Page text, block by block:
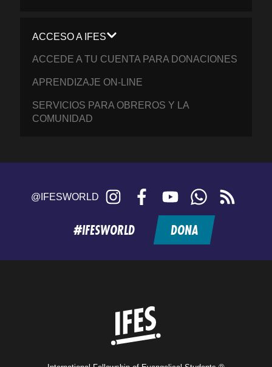
ACCESO A IFES
ACCEDE A TU CUENTA PARA DONACIONES
APRENDIZAJE ON-LINE
SERVICIOS PARA OBREROS Y LA
COMUNIDAD
@IFESWORLD Instagram FacebookYouTubeWhatsApp
feed
#IFESWORLD DONA